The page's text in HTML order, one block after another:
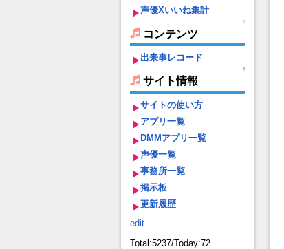
声優Xいいね集計
↑
コンテンツ
出来事レコード
↑
サイト情報
サイトの使い方
アプリ一覧
DMMアプリ一覧
声優一覧
事務所一覧
掲示板
更新履歴
edit
Total:5237/Today:72